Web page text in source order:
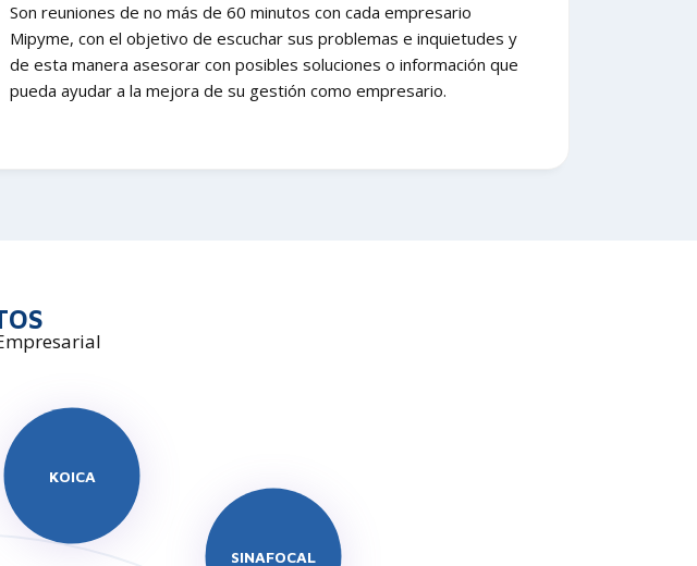
Son reuniones de no más de 60 minutos con cada empresario
Mipyme, con el objetivo de escuchar sus problemas e inquietudes y
de esta manera asesorar con posibles soluciones o información que
pueda ayudar a la mejora de su gestión como empresario.
KOICA
SINAFOCAL